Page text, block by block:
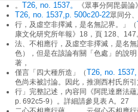
。 T26, no. 1537。 《眾事分阿毘曇
T26, no. 1537,p. 500c20-22眾同分
行，及虛空非擇滅，是名無記界。」（
康文化研究所年報》18，頁 128、
法、不相應行，及虛空非擇滅，是名無
色），但是在該論有關「色處」的說
著，
僅言「四大種所造」（T26, no.
色尚未被討論。因此，推測西村氏所引
行」完整記述，內容同《阿毘達磨法蘊
p. 692c5-9）。詳細請參見表 A。27